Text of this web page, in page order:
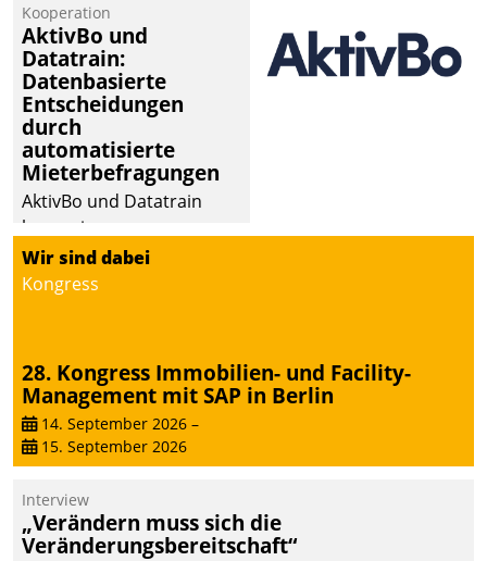
Kooperation
AktivBo und
Datatrain:
Datenbasierte
Entscheidungen
durch
automatisierte
Mieterbefragungen
AktivBo und Datatrain
kooperieren –
Immobilienunternehmen
profitieren: Die nahtlose
automatisiert ausgelöste,
zielgerichtete
Mieterbefragungen – eine
starke Grundlage für
intelligente,
datengestützte
Entscheidungen.
Wir sind dabei
Kongress
28. Kongress Immobilien- und Facility-
Management mit SAP in Berlin
14. September 2026 –
15. September 2026
Interview
„Verändern muss sich die
Veränderungsbereitschaft“